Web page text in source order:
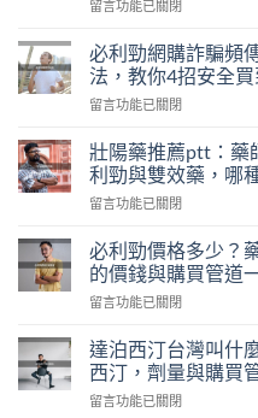
在
洩
自
我
檢
怎
麼
做？
藥
用
PEDT
表
題
教
你
留言功能已關閉
必利勁網購詐騙頻
法，教你4招安全
在
利
勁
網
購
騙
頻
傳！
藥
親
身
驗
留言功能已關閉
壯陽藥推薦ptt：藥
利勁與雙效藥，哪
在
陽
藥
推
薦
藥
師
親
測
留言功能已關閉
必利勁價格多少？
的價錢與購買管道
在
利
勁
價
格
留言功能已關閉
達泊西汀台灣叫什
西汀，劑量與購買
在
留言功能已關閉